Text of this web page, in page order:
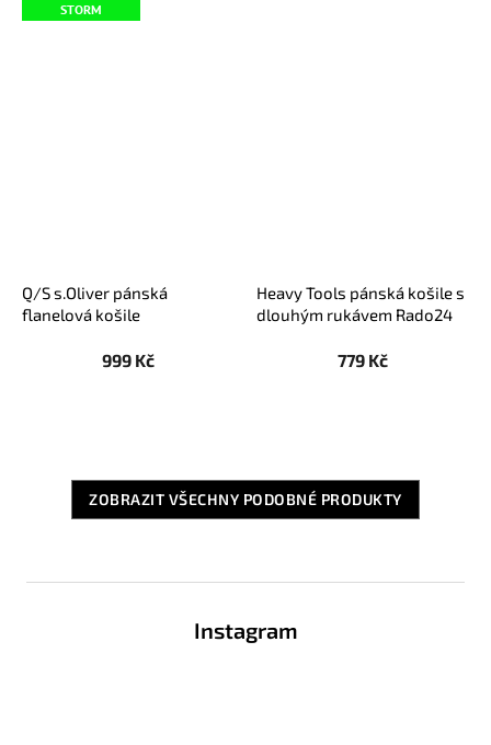
STORM
Q/S s.Oliver pánská
flanelová košile
999 Kč
Heavy Tools pánská košile s
dlouhým rukávem Rado24
779 Kč
ZOBRAZIT VŠECHNY PODOBNÉ PRODUKTY
Instagram